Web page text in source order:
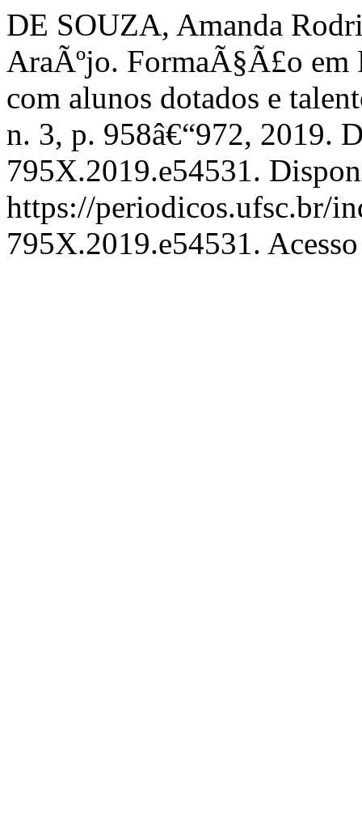
DE SOUZA, Amanda
AraÃºjo. FormaÃ§Ã£o em
com alunos dotados e
n. 3, p. 958â€“972, 2019.
795X.2019.e54531.
https://periodicos.ufsc.br/
795X.2019.e54531.